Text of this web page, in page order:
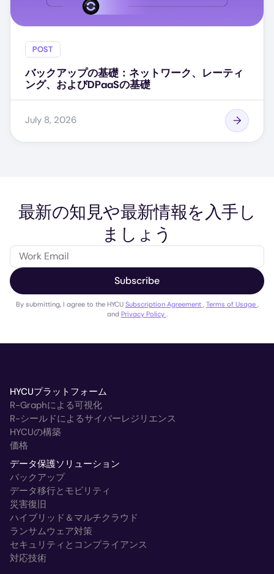
POST
バックアップの基礎：ネットワーク、レーティ
ング、およびDPaaSの基礎
July 8, 2026
最新の知見や最新情報を入手し
ましょう
Subscribe
By submitting, I agree to the HYCU Subscription Agreement , Terms of Usage ,
and Privacy Policy .
HYCUプラットフォーム
R-Graphによる可視化
R-シールドによるサイバーレジリエンス
HYCUの構築
価格
データ保護ソリューション
バックアップ
データ移行とモビリティ
災害復旧
ハイブリッド＆マルチクラウド
ランサムウェア対策
セキュリティとコンプライアンス
対応技術